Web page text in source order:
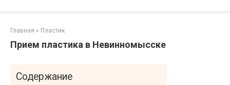
Главная » Пластик
Прием пластика в Невинномысске
Содержание